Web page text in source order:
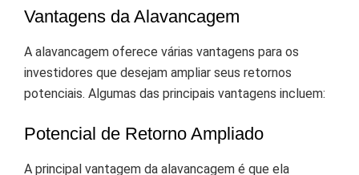
Vantagens da Alavancagem
A alavancagem oferece várias vantagens para os
investidores que desejam ampliar seus retornos
potenciais. Algumas das principais vantagens incluem:
Potencial de Retorno Ampliado
A principal vantagem da alavancagem é que ela